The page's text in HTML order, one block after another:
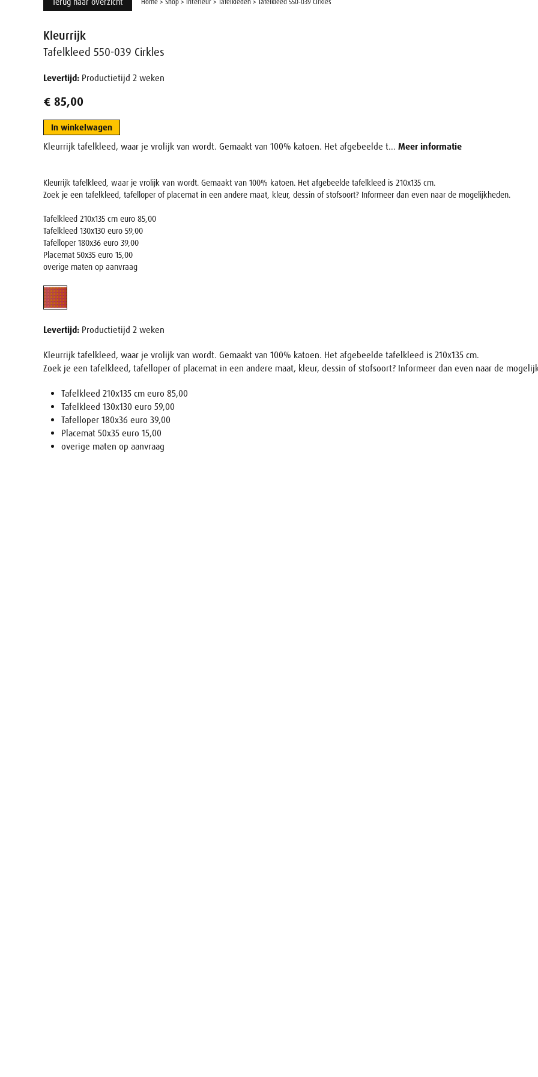
Home > Shop > Interieur > Tafelkleden > Tafelkleed 550-039 Cirkles
Kleurrijk
Tafelkleed 550-039 Cirkles
Levertijd: Productietijd 2 weken
€ 85,00
In winkelwagen
Kleurrijk tafelkleed, waar je vrolijk van wordt. Gemaakt van 100% katoen. Het afgebeelde t... Meer informatie
Kleurrijk tafelkleed, waar je vrolijk van wordt. Gemaakt van 100% katoen. Het afgebeelde tafelkleed is 210x135 cm.
Zoek je een tafelkleed, tafelloper of placemat in een andere maat, kleur, dessin of stofsoort? Informeer dan even naar de mogelijkheden.
Tafelkleed 210x135 cm euro 85,00
Tafelkleed 130x130 euro 59,00
Tafelloper 180x36 euro 39,00
Placemat 50x35 euro 15,00
overige maten op aanvraag
Levertijd: Productietijd 2 weken
Kleurrijk tafelkleed, waar je vrolijk van wordt. Gemaakt van 100% katoen. Het afgebeelde tafelkleed is 210x135 cm.
Zoek je een tafelkleed, tafelloper of placemat in een andere maat, kleur, dessin of stofsoort? Informeer dan even naar de
Tafelkleed 210x135 cm euro 85,00
Tafelkleed 130x130 euro 59,00
Tafelloper 180x36 euro 39,00
Placemat 50x35 euro 15,00
overige maten op aanvraag